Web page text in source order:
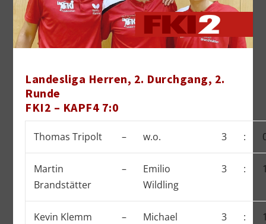
Landesliga Herren, 2. Durchgang, 2.
Runde
FKI2 – KAPF4 7:0
Thomas Tripolt – w.o. 3 :
Martin
Brandstätter
–
Emilio
Wildling
3 :
Kevin Klemm –
Michael
3 :